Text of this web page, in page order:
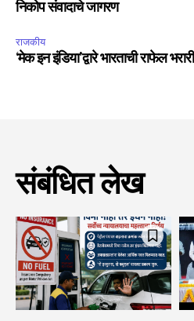
निकोप संवादाचे जागरण
राजकीय
‘मेक इन इंडिया’द्वारे भारताची राफेल भरारी
संबंधित लेख